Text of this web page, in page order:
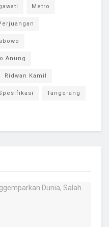
Metro
Anung
Ridwan Kamil
Tangerang